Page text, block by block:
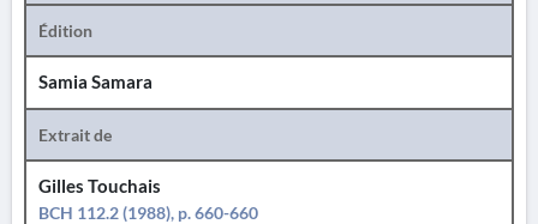
Édition
Samia Samara
Extrait de
Gilles Touchais
BCH 112.2 (1988), p. 660-660